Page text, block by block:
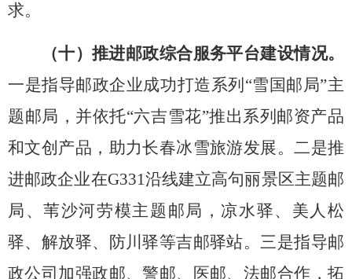
求。
（十）推进邮政综合服务平台建设情况。
一是指导邮政企业成功打造系列 “雪国邮局”主
题邮局，并依托“六吉雪花”推出系列邮资产品
和文创产品，助力长春冰雪旅游发展。二是推
进邮政企业在G331沿线建立高句丽景区主题邮
局、苇沙河劳模主题邮局，凉水驿、美人松
驿、解放驿、防川驿等吉邮驿站。三是指导邮
政公司加强政邮、警邮、医邮、法邮合作，拓